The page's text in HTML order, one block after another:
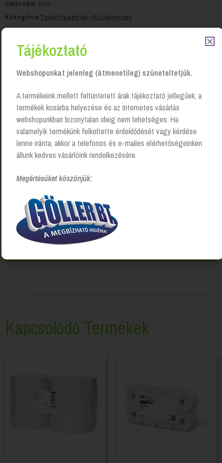
Cikkszám 3065
Kategória Toalettpapírok - Kistekercses
Cimkék3 rétegű toalettpapír,toalettpapír,Tork T4,wc papír
Tisztítószer-kiszállítás
Saját járműparkunkkal, vagy futárszolgálattal.
50 000 Ft felettingyenes kiszállítás!
Kapcsolódó Termékek
Tájékoztató
Webshopunkat jelenleg (átmenetileg) szüneteltetjük.
A termékeink mellett feltüntetett árak tájékoztató jellegűek, a
termékek kosárba helyezése és az Internetes vásárlás
webshopunkban bizonytalan ideig nem lehetséges. Ha
valamelyik termékünk felkeltette érdeklődését vagy kérdése
lenne iránta, akkor a telefonos és e-mailes elérhetőségeinken
állunk kedves vásárlóink rendelkezésére.
Megértésüket köszönjük: